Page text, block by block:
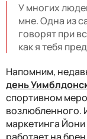
У многих
мне. Одна из
говорят при
как я тебя
Напомним,
день
спортивном
возлюбленного.
маркетинга